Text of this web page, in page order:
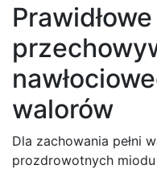
Prawidłowe
walorów
Dla zachowania pełni
prozdrowotnych